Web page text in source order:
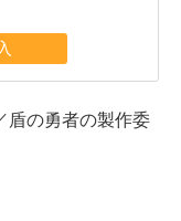
盾の勇者の製作委